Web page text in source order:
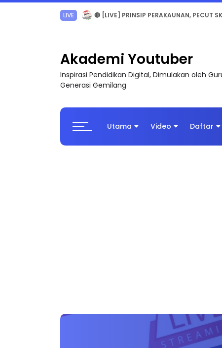
TRANSFORMASI DIGITAL GURU SIRI 7 :
Akademi Youtuber
Inspirasi Pendidikan Digital, Dimulakan oleh
Generasi Gemilang
Utama Video Daftar